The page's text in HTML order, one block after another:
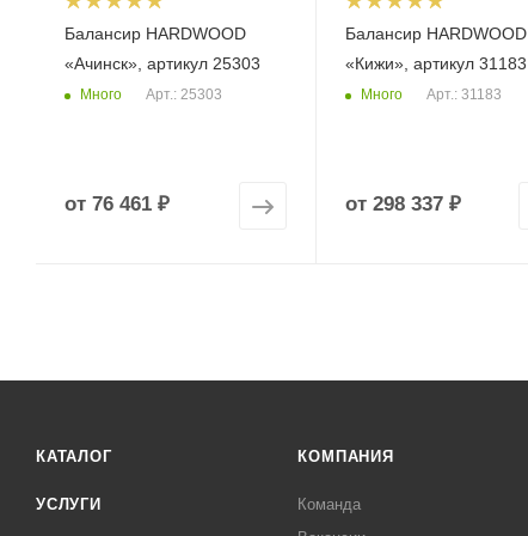
Балансир HARDWOOD
«Ачинск», артикул 25303
Много Арт.: 25303
от 76 461 ₽
Балансир HARDWOOD
«Кижи», артикул 31183
Много Арт.: 31183
от 298 337 ₽
КАТАЛОГ
УСЛУГИ
КОМПАНИЯ
Команда